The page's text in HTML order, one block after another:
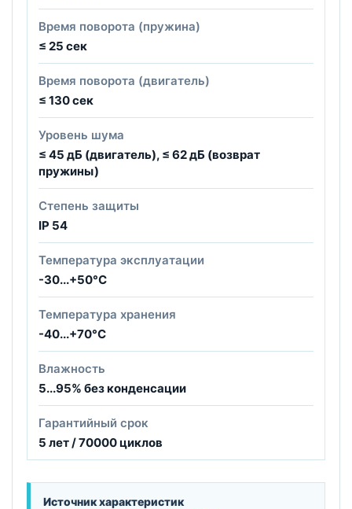
Время поворота (пружина)
≤ 25 сек
Время поворота (двигатель)
≤ 130 сек
Уровень шума
≤ 45 дБ (двигатель), ≤ 62 дБ (возврат
пружины)
Степень защиты
IP 54
Температура эксплуатации
-30...+50°С
Температура хранения
-40...+70°С
Влажность
5...95% без конденсации
Гарантийный срок
5 лет / 70000 циклов
Источник характеристик